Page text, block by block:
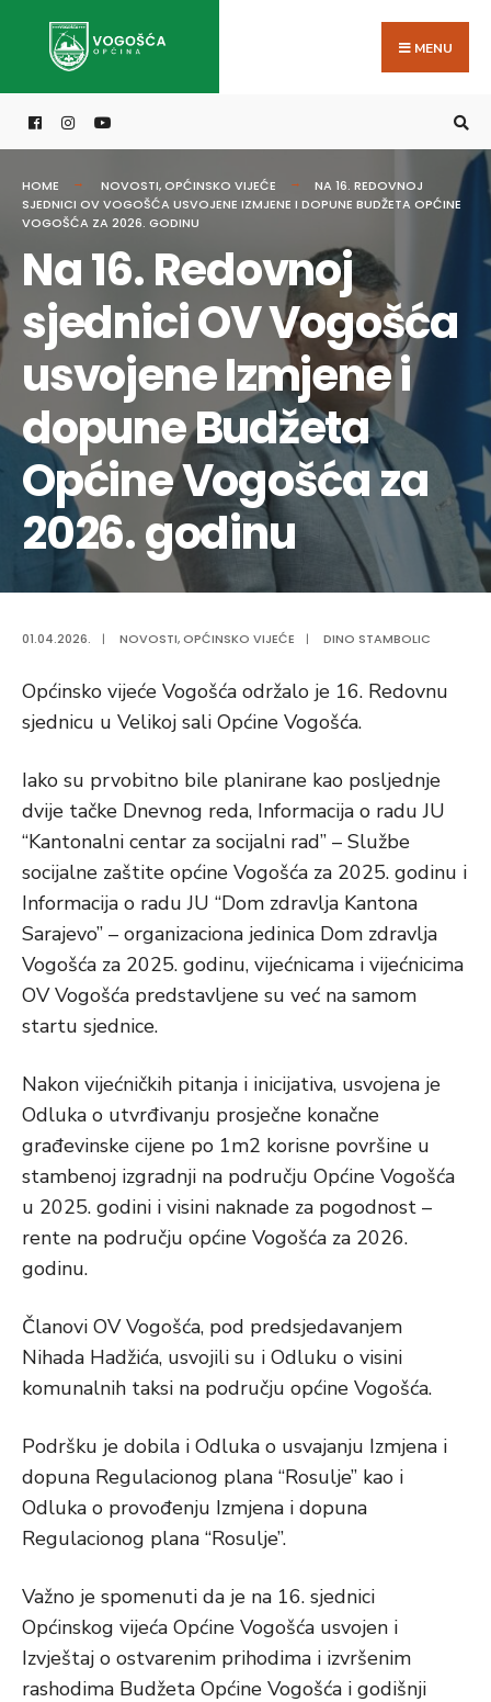
MENU
HOME NOVOSTI,OPĆINSKO VIJEĆE
NA 16. REDOVNOJ
SJEDNICI OV VOGOŠĆA USVOJENE IZMJENE I DOPUNE BUDŽETA OPĆINE
VOGOŠĆA ZA 2026. GODINU
Na 16. Redovnoj
sjednici OV Vogošća
usvojene Izmjene i
dopune Budžeta
Općine Vogošća za
2026. godinu
01.04.2026. | NOVOSTI,OPĆINSKO VIJEĆE | DINO STAMBOLIC
Općinsko vijeće Vogošća održalo je 16. Redovnu
sjednicu u Velikoj sali Općine Vogošća.
Iako su prvobitno bile planirane kao posljednje
dvije tačke Dnevnog reda, Informacija o radu JU
“Kantonalni centar za socijalni rad” – Službe
socijalne zaštite općine Vogošća za 2025. godinu i
Informacija o radu JU “Dom zdravlja Kantona
Sarajevo” – organizaciona jedinica Dom zdravlja
Vogošća za 2025. godinu, vijećnicama i vijećnicima
OV Vogošća predstavljene su već na samom
startu sjednice.
Nakon vijećničkih pitanja i inicijativa, usvojena je
Odluka o utvrđivanju prosječne konačne
građevinske cijene po 1m2 korisne površine u
stambenoj izgradnji na području Općine Vogošća
u 2025. godini i visini naknade za pogodnost –
rente na području općine Vogošća za 2026.
godinu.
Članovi OV Vogošća, pod predsjedavanjem
Nihada Hadžića, usvojili su i Odluku o visini
komunalnih taksi na području općine Vogošća.
Podršku je dobila i Odluka o usvajanju Izmjena i
dopuna Regulacionog plana “Rosulje” kao i
Odluka o provođenju Izmjena i dopuna
Regulacionog plana “Rosulje”.
Važno je spomenuti da je na 16. sjednici
Općinskog vijeća Općine Vogošća usvojen i
Izvještaj o ostvarenim prihodima i izvršenim
rashodima Budžeta Općine Vogošća i godišnji
for: